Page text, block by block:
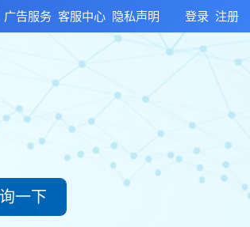
广告服务 客服中心 隐私声明 登录 注册
一下